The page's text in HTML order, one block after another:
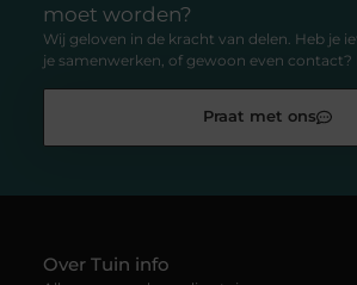
moet worden?
Wij geloven in de kracht van delen. Heb je
je samenwerken, of gewoon even contact?
Praat met ons
Over Tuin info